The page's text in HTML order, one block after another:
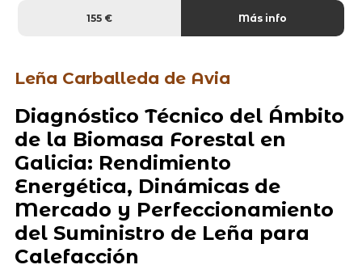
155 € Más info
Leña Carballeda de Avia
Diagnóstico Técnico del Ámbito
de la Biomasa Forestal en
Galicia: Rendimiento
Energética, Dinámicas de
Mercado y Perfeccionamiento
del Suministro de Leña para
Calefacción